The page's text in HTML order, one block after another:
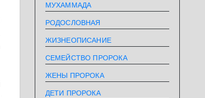
МУХАММАДА
РОДОСЛОВНАЯ
ЖИЗНЕОПИСАНИЕ
СЕМЕЙСТВО ПРОРОКА
ЖЕНЫ ПРОРОКА
ДЕТИ ПРОРОКА